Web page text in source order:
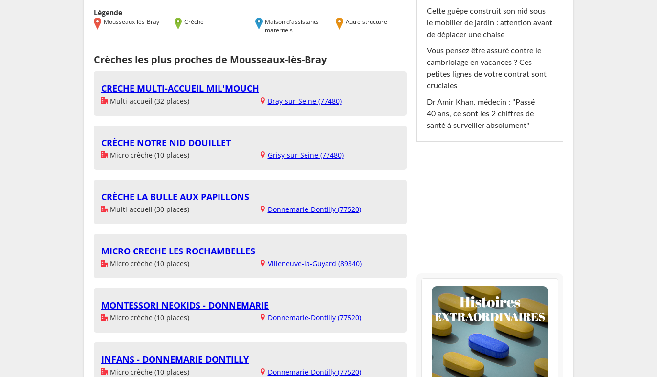
Légende
Mousseaux-lès-Bray Crèche
Maison d'assistants
maternels
Autre structure
Crèches les plus proches de Mousseaux-lès-Bray
CRECHE MULTI-ACCUEIL MIL'MOUCH
Multi-accueil (32 places) Bray-sur-Seine (77480)
CRÈCHE NOTRE NID DOUILLET
Micro crèche (10 places) Grisy-sur-Seine (77480)
CRÈCHE LA BULLE AUX PAPILLONS
Multi-accueil (30 places) Donnemarie-Dontilly (77520)
MICRO CRECHE LES ROCHAMBELLES
Micro crèche (10 places) Villeneuve-la-Guyard (89340)
MONTESSORI NEOKIDS - DONNEMARIE
Micro crèche (10 places) Donnemarie-Dontilly (77520)
INFANS - DONNEMARIE DONTILLY
Micro crèche (10 places) Donnemarie-Dontilly (77520)
Cette guêpe construit son nid sous
le mobilier de jardin : attention avant
de déplacer une chaise
Vous pensez être assuré contre le
cambriolage en vacances ? Ces
petites lignes de votre contrat sont
cruciales
Dr Amir Khan, médecin : "Passé
40 ans, ce sont les 2 chiffres de
santé à surveiller absolument"